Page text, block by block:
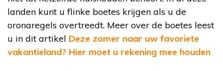
landen kunt u flinke boetes krijgen als u de
oronaregels overtreedt. Meer over de boetes leest
u in dit artikel Deze zomer naar uw favoriete
vakantieland? Hier moet u rekening mee houden